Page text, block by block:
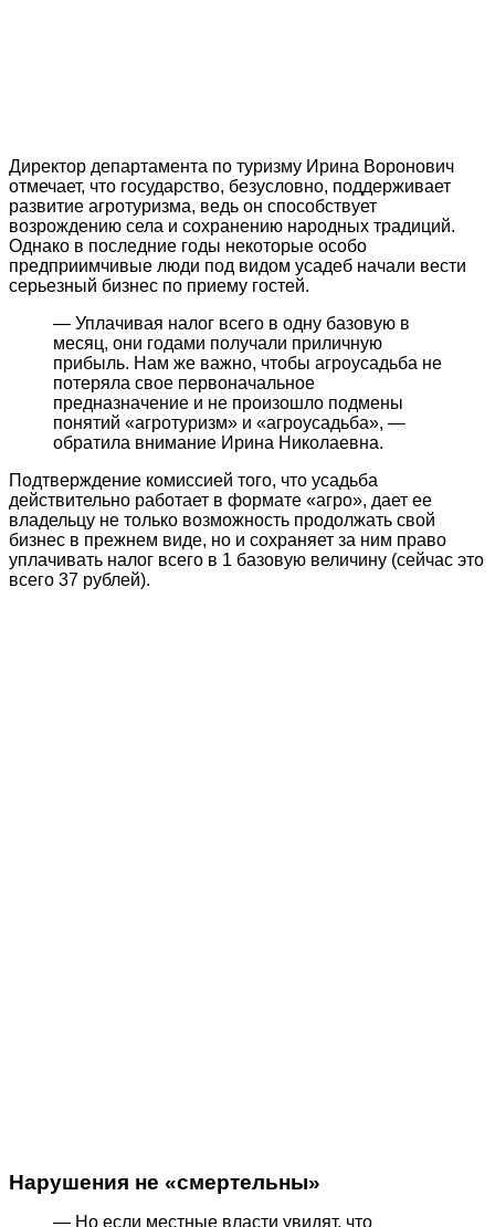
Директор департамента по туризму Ирина Воронович
отмечает, что государство, безусловно, поддерживает
развитие агротуризма, ведь он способствует
возрождению села и сохранению народных традиций.
Однако в последние годы некоторые особо
предприимчивые люди под видом усадеб начали вести
серьезный бизнес по приему гостей.
— Уплачивая налог всего в одну базовую в
месяц, они годами получали приличную
прибыль. Нам же важно, чтобы агроусадьба не
потеряла свое первоначальное
предназначение и не произошло подмены
понятий «агротуризм» и «агроусадьба», —
обратила внимание Ирина Николаевна.
Подтверждение комиссией того, что усадьба
действительно работает в формате «агро», дает ее
владельцу не только возможность продолжать свой
бизнес в прежнем виде, но и сохраняет за ним право
уплачивать налог всего в 1 базовую величину (сейчас это
всего 37 рублей).
Нарушения не «смертельны»
— Но если местные власти увидят, что